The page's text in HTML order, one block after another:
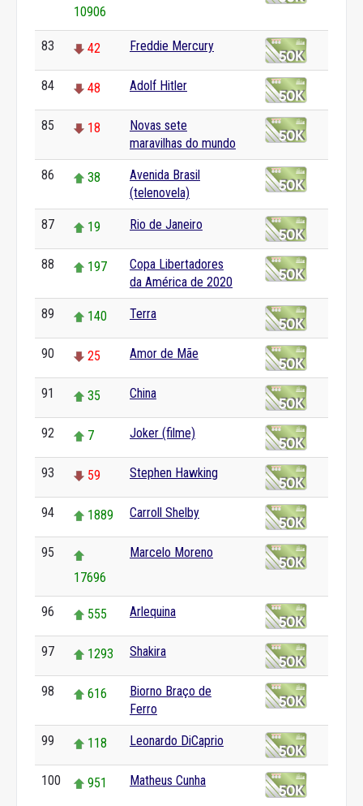
10906
83 42 Freddie Mercury
84 48 Adolf Hitler
85 18
Novas sete
maravilhas do mundo
86 38
Avenida Brasil
(telenovela)
87 19 Rio de Janeiro
88 197
Copa Libertadores
da América de 2020
89 140 Terra
90 25 Amor de Mãe
91 35 China
92 7 Joker (filme)
93 59 Stephen Hawking
94 1889 Carroll Shelby
95
17696
Marcelo Moreno
96 555 Arlequina
97 1293 Shakira
98 616
Biorno Braço de
Ferro
99 118 Leonardo DiCaprio
100 951 Matheus Cunha